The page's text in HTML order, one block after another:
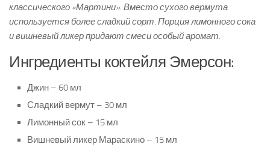
классического «Мартини». Вместо сухого вермута
используется более сладкий сорт. Порция лимонного сока
и вишневый ликер придают смеси особый аромат.
Ингредиенты коктейля Эмерсон:
Джин – 60 мл
Сладкий вермут – 30 мл
Лимонный сок – 15 мл
Вишневый ликер Мараскино – 15 мл